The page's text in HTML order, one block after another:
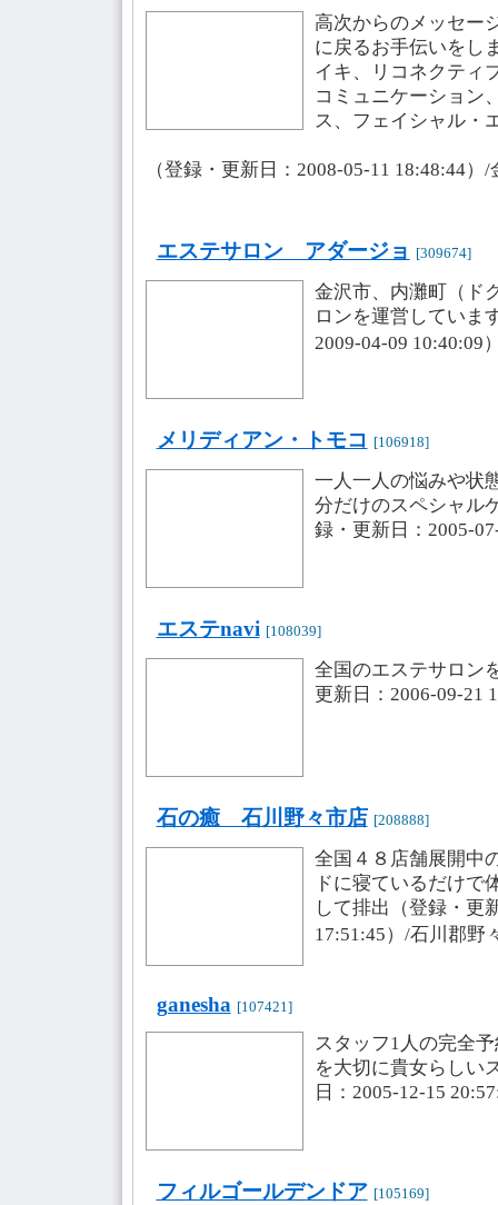
高次からのメッセー
に戻るお手伝いをし
イキ、リコネクティ
コミュニケーション
ス、フェイシャル・
（登録・更新日：2008-05-11 18:48:44）
エステサロン アダージョ [309674]
金沢市、内灘町（ド
ロンを運営していま
2009-04-09 10:40:09
メリディアン・トモコ [106918]
一人一人の悩みや状
分だけのスペシャル
録・更新日：2005-
エステnavi [108039]
全国のエステサロン
更新日：2006-09-21
石の癒 石川野々市店 [208888]
全国４８店舗展開中
ドに寝ているだけで
して排出（登録・更
17:51:45）/石川郡野
ganesha [107421]
スタッフ1人の完全
を大切に貴女らしい
日：2005-12-15
フィルゴールデンドア [105169]